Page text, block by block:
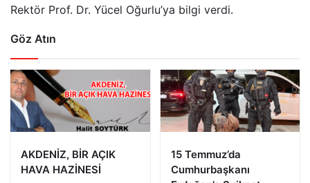
Rektör Prof. Dr. Yücel Oğurlu’ya bilgi verdi.
Göz Atın
AKDENİZ, BİR AÇIK
HAVA HAZİNESİ
15 Temmuz’da
Cumhurbaşkanı